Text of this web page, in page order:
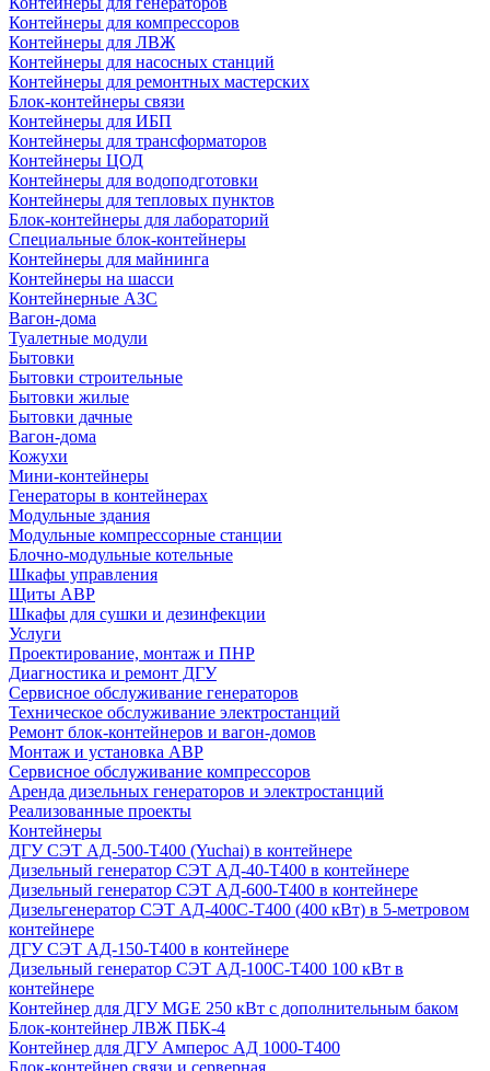
Контейнеры для компрессоров
Контейнеры для ЛВЖ
Контейнеры для насосных станций
Контейнеры для ремонтных мастерских
Блок-контейнеры связи
Контейнеры для ИБП
Контейнеры для трансформаторов
Контейнеры ЦОД
Контейнеры для водоподготовки
Контейнеры для тепловых пунктов
Блок-контейнеры для лабораторий
Специальные блок-контейнеры
Контейнеры для майнинга
Контейнеры на шасси
Контейнерные АЗС
Вагон-дома
Туалетные модули
Бытовки
Бытовки строительные
Бытовки жилые
Бытовки дачные
Вагон-дома
Кожухи
Мини-контейнеры
Генераторы в контейнерах
Модульные здания
Модульные компрессорные станции
Блочно-модульные котельные
Шкафы управления
Щиты АВР
Шкафы для сушки и дезинфекции
Услуги
Проектирование, монтаж и ПНР
Диагностика и ремонт ДГУ
Сервисное обслуживание генераторов
Техническое обслуживание электростанций
Ремонт блок-контейнеров и вагон-домов
Монтаж и установка АВР
Сервисное обслуживание компрессоров
Аренда дизельных генераторов и электростанций
Реализованные проекты
Контейнеры
ДГУ СЭТ АД-500-Т400 (Yuchai) в контейнере
Дизельный генератор СЭТ АД-40-Т400 в контейнере
Дизельный генератор СЭТ АД-600-Т400 в контейнере
Дизельгенератор СЭТ АД-400С-Т400 (400 кВт) в 5-метровом
контейнере
ДГУ СЭТ АД-150-Т400 в контейнере
Дизельный генератор СЭТ АД-100С-Т400 100 кВт в
контейнере
Контейнер для ДГУ MGE 250 кВт с дополнительным баком
Блок-контейнер ЛВЖ ПБК-4
Контейнер для ДГУ Амперос АД 1000-Т400
Блок-контейнер связи и серверная